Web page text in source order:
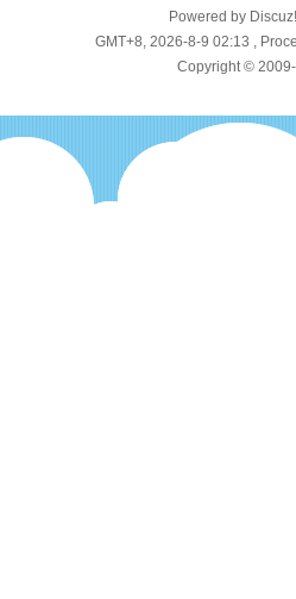
Powered by
GMT+8, 2026-8-9 02:13 ,
Copyright ©